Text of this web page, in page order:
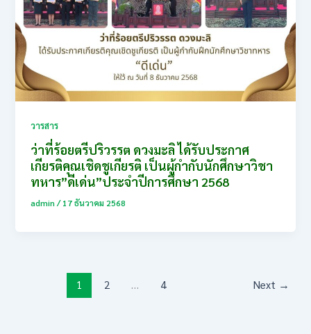
วารสาร
ว่าที่ร้อยตรีปริวรรต ดวงมะลิ ได้รับประกาศ
เกียรติคุณเชิดชูเกียรติ เป็นผู้กำกับนักศึกษาวิชา
ทหาร”ดีเด่น”ประจำปีการศึกษา 2568
admin/17 ธันวาคม 2568
1 2 … 4 Next →